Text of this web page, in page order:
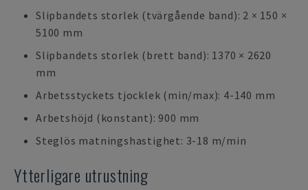
Slipbandets storlek (tvärgående band): 2 × 150 ×
5100 mm
Slipbandets storlek (brett band): 1370 × 2620
mm
Arbetsstyckets tjocklek (min/max): 4-140 mm
Arbetshöjd (konstant): 900 mm
Steglös matningshastighet: 3-18 m/min
Ytterligare utrustning